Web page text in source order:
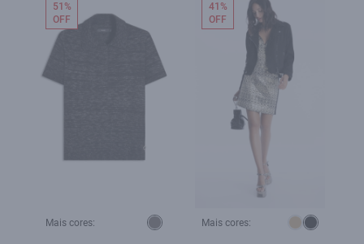
Mais cores:
51%
OFF
Mais cores:
41%
OFF